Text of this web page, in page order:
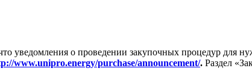
уведомления о проведении закупочных процедур
www.unipro.energy/purchase/announcement/. Раздел